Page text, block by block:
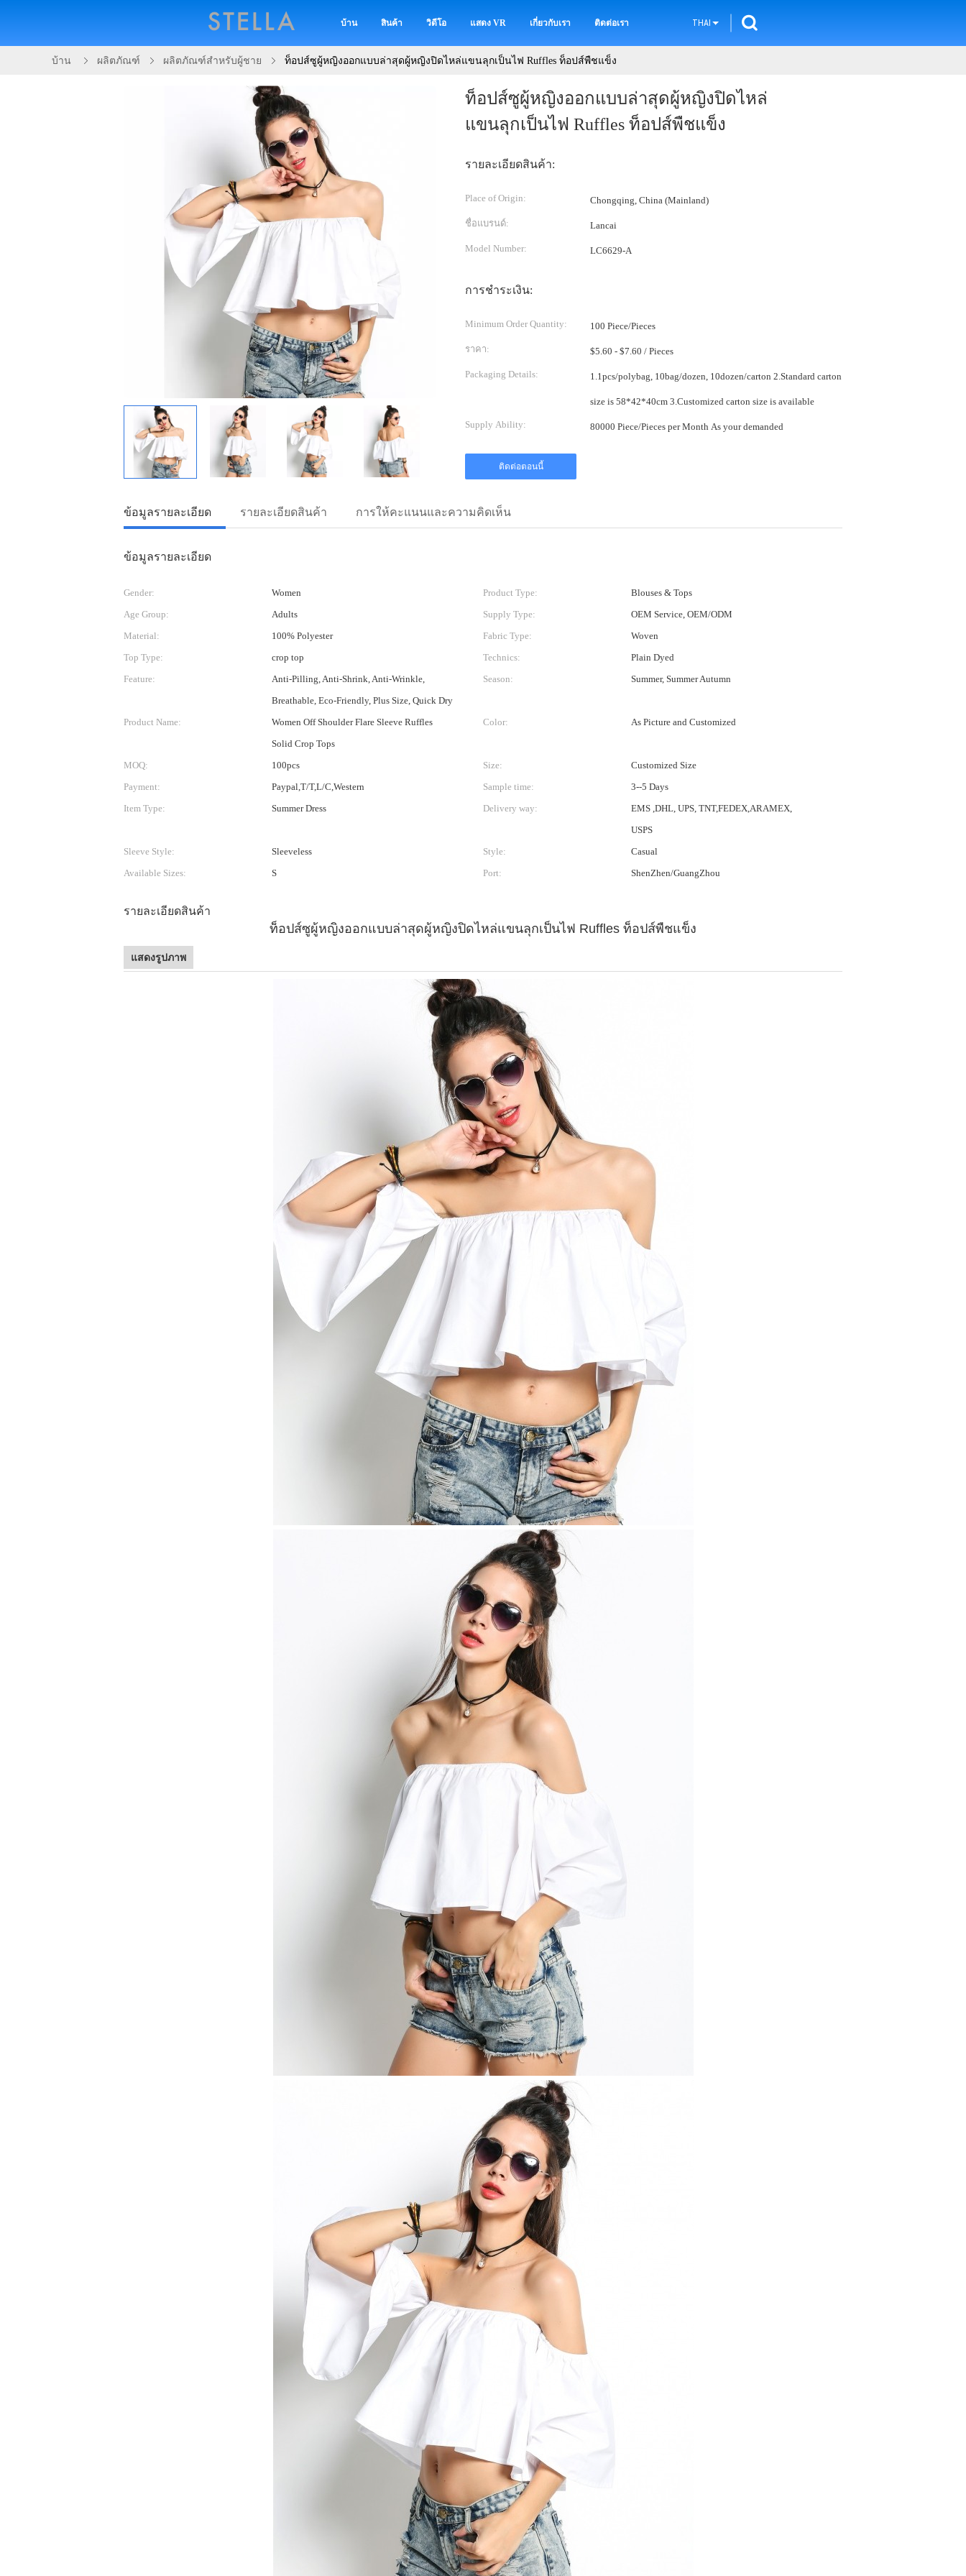
บ้าน สินค้า วิดีโอ แสดง VR เกี่ยวกับเรา ติดต่อเรา THAI
บ้าน ผลิตภัณฑ์ ผลิตภัณฑ์สำหรับผู้ชาย ท็อปส์ซูผู้หญิงออกแบบล่าสุดผู้หญิงปิดไหล่แขนลุกเป็นไฟ Ruffles ท็อปส์พืชแข็ง
ท็อปส์ซูผู้หญิงออกแบบล่าสุดผู้หญิงปิดไหล่
แขนลุกเป็นไฟ Ruffles ท็อปส์พืชแข็ง
รายละเอียดสินค้า:
Place of Origin: Chongqing, China (Mainland)
ชื่อแบรนด์: Lancai
Model Number: LC6629-A
การชำระเงิน:
Minimum Order Quantity: 100 Piece/Pieces
ราคา: $5.60 - $7.60 / Pieces
Packaging Details: 1.1pcs/polybag, 10bag/dozen, 10dozen/carton 2.Standard carton
size is 58*42*40cm 3.Customized carton size is available
Supply Ability: 80000 Piece/Pieces per Month As your demanded
ติดต่อตอนนี้
ข้อมูลรายละเอียด รายละเอียดสินค้า การให้คะแนนและความคิดเห็น
ข้อมูลรายละเอียด
Gender: Women Product Type:
Blouses & Tops
Age Group:
Adults Supply Type:
OEM Service, OEM/ODM
Material:
100% Polyester Fabric Type:
Woven
Top Type:
crop top Technics:
Plain Dyed
Feature:
Anti-Pilling, Anti-Shrink, Anti-Wrinkle,
Breathable, Eco-Friendly, Plus Size, Quick Dry
Season: Summer, Summer Autumn
Product Name:
Women Off Shoulder Flare Sleeve Ruffles
Solid Crop Tops
Color: As Picture and Customized
MOQ: 100pcs Size:
Customized Size
Payment:
Paypal,T/T,L/C,Western Sample time:
3--5 Days
Item Type:
Summer Dress Delivery way:
EMS ,DHL, UPS, TNT,FEDEX,ARAMEX,
USPS
Sleeve Style:
Sleeveless Style:
Casual
Available Sizes:
S Port: ShenZhen/GuangZhou
รายละเอียดสินค้า
ท็อปส์ซูผู้หญิงออกแบบล่าสุดผู้หญิงปิดไหล่แขนลุกเป็นไฟ Ruffles ท็อปส์พืชแข็ง
แสดงรูปภาพ